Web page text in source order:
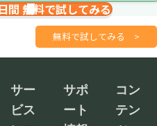
間 無料で試してみる
無料で試してみる >
サー
ビス
サポ
ート
コン
テン